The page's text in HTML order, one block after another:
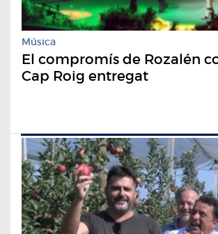
Música
El compromís de Rozalén
Cap Roig entregat